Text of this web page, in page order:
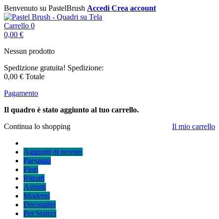
Benvenuto su PastelBrush Accedi Crea account
Carrello 0
0,00 €
Nessun prodotto
Spedizione gratuita! Spedizione:
0,00 € Totale
Pagamento
Il quadro è stato aggiunto al tuo carrello.
Continua lo shopping
Il mio carrello
Aggiunti di recente
Paesaggi
Fiori
Ritratti
Astratti
Moderni
Decorativi
Per Stanza